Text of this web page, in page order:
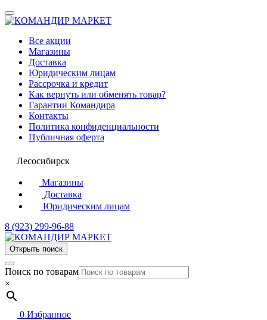
Все акции
Магазины
Доставка
Юридическим лицам
Рассрочка и кредит
Как вернуть или обменять товар?
Гарантии Командира
Контакты
Политика конфиденциальности
Публичная оферта
Лесосибирск
Магазины
Доставка
Юридическим лицам
8 (923) 299-96-88
Открыть поиск
Поиск по товарам
×
0 Избранное